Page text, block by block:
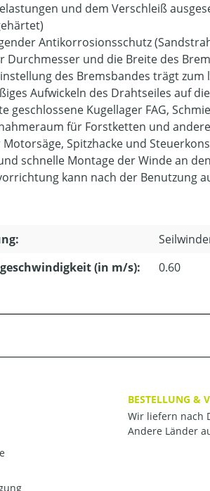
und dem Verschleiß
Antikorrosionsschutz
Durchmesser und die Breite des
des Bremsbandes trägt
Aufwickeln des Drahtseiles auf
geschlossene Kugellager FAG,
für Forstketten und
Spitzhacke und
schnelle Montage der Winde an
kann nach der Benutzung
(in m/s):
0.60
BESTELLUNG &
Wir liefern nach
Andere Länder